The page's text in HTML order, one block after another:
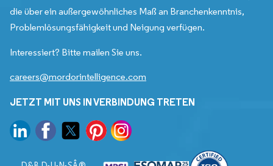
die über ein außergewöhnliches Maß an Branchenkenntnis,
Problemlösungsfähigkeit und Neigung verfügen.
Interessiert? Bitte mailen Sie uns.
careers@mordorintelligence.com
JETZT MIT UNS IN VERBINDUNG TRETEN